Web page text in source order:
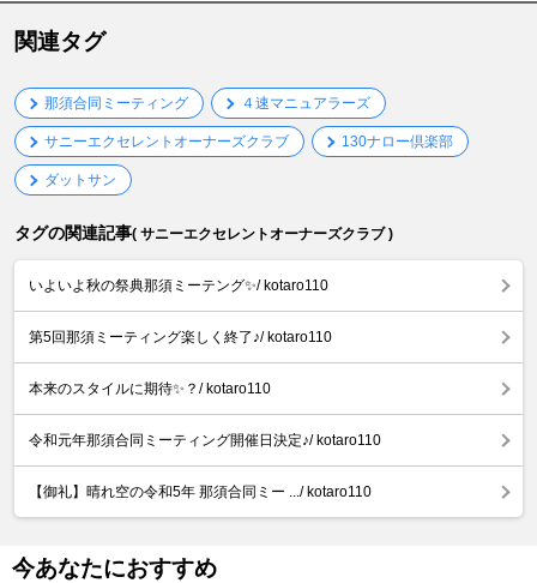
関連タグ
那須合同ミーティング ４速マニュアラーズ
サニーエクセレントオーナーズクラブ 130ナロー倶楽部
ダットサン
タグの関連記事( サニーエクセレントオーナーズクラブ )
いよいよ秋の祭典那須ミーテング✨/ kotaro110
第5回那須ミーティング楽しく終了♪/ kotaro110
本来のスタイルに期待✨？/ kotaro110
令和元年那須合同ミーティング開催日決定♪/ kotaro110
【御礼】晴れ空の令和5年 那須合同ミー .../ kotaro110
今あなたにおすすめ